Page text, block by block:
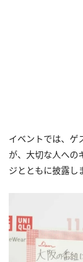
イベントでは、ゲ
が、大切な人への
ジとともに披露し